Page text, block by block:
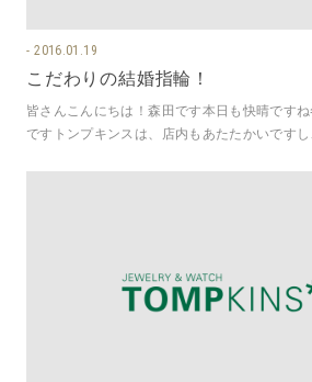
2016.01.19
こだわりの結婚指輪！
皆さんこんにちは！森田です本日も快晴です
ですトンプキンスは、店内もあたたかいですし